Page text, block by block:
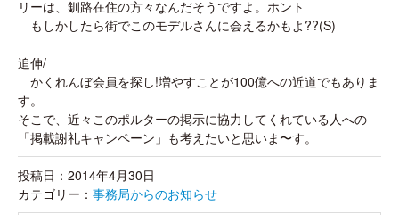
リーは、釧路在住の方々なんだそうですよ。ホント
もしかしたら街でこのモデルさんに会えるかもよ??(S)
追伸/
かくれんぼ会員を探し!増やすことが100億への近道でもありま
す。
そこで、近々このポルターの掲示に協力してくれている人への
「掲載謝礼キャンペーン」も考えたいと思いま〜す。
投稿日：2014年4月30日
カテゴリー： 事務局からのお知らせ